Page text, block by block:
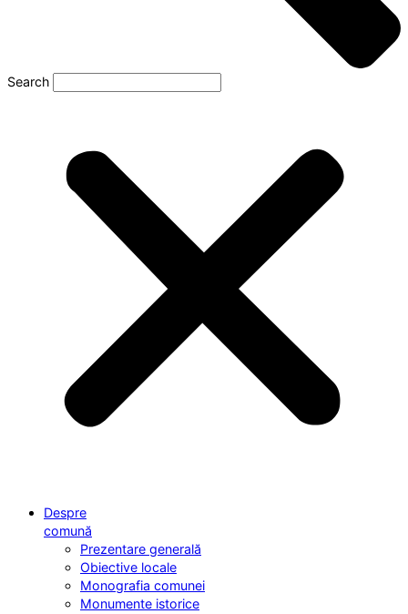
Search
Despre
comună
Prezentare generală
Obiective locale
Monografia comunei
Monumente istorice